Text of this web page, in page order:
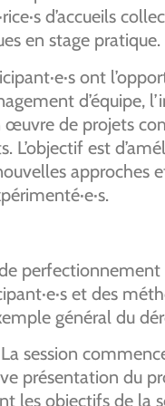
d’accueils
en stage pratique.
ont
d’équipe,
de projets
est
approches
et des
général du
La session
présentation du
les objectifs de la